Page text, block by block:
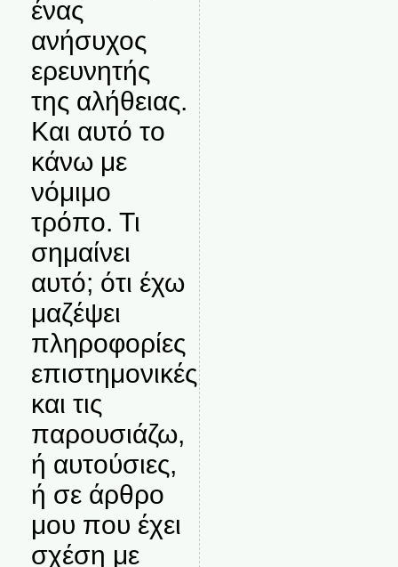
ένας
ανήσυχος
ερευνητής
της αλήθειας.
Και αυτό το
κάνω με
νόμιμο
τρόπο. Τι
σημαίνει
αυτό; ότι έχω
μαζέψει
πληροφορίες
επιστημονικές
και τις
παρουσιάζω,
ή αυτούσιες,
ή σε άρθρο
μου που έχει
σχέση με